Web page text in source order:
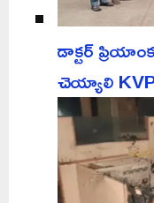
డాక్టర్
చెయ్యాలి